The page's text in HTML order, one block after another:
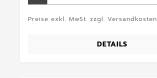
Preise exkl. MwSt. zzgl. Versandkosten
DETAILS